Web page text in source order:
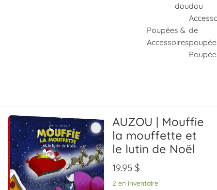
doudou
Poupées &
Accessoires
de
AUZOU | Mouffie
la mouffette et
le lutin de Noël
19.95$
2 en inventaire